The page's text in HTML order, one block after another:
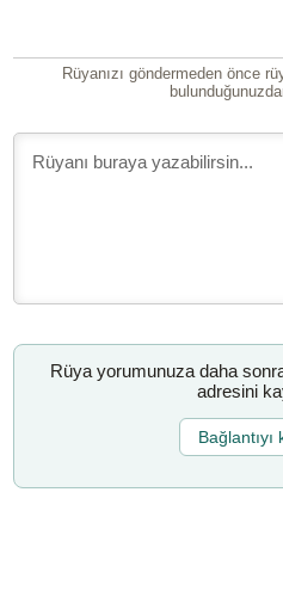
Rüyanızı göndermeden önce
Rüya yorumunuza daha
adresini
Bağlantıyı